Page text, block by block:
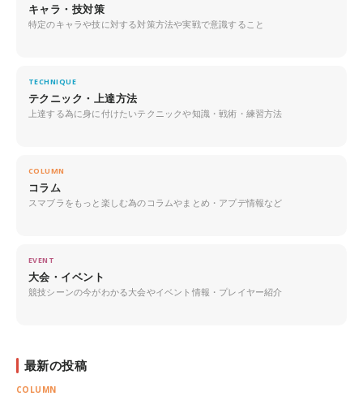
キャラ・技対策
特定のキャラや技に対する対策方法や実戦で意識すること
TECHNIQUE
テクニック・上達方法
上達する為に身に付けたいテクニックや知識・戦術・練習方法
COLUMN
コラム
スマブラをもっと楽しむ為のコラムやまとめ・アプデ情報など
EVENT
大会・イベント
競技シーンの今がわかる大会やイベント情報・プレイヤー紹介
最新の投稿
COLUMN